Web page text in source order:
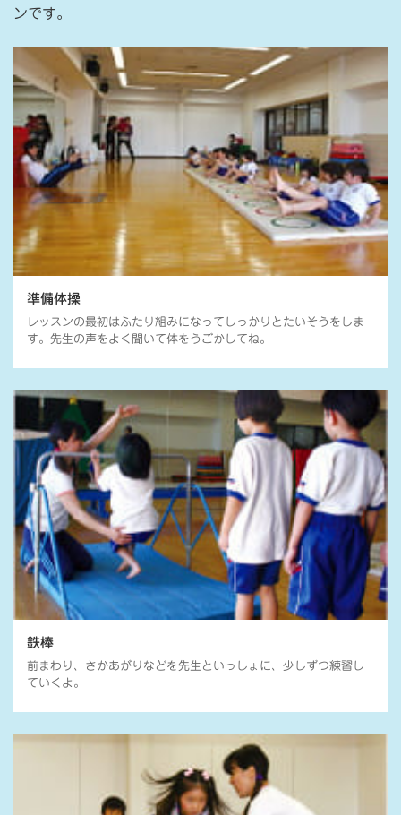
ンです。
準備体操
レッスンの最初はふたり組みになってしっかりとたいそうをしま
す。先生の声をよく聞いて体をうごかしてね。
鉄棒
前まわり、さかあがりなどを先生といっしょに、少しずつ練習し
ていくよ。